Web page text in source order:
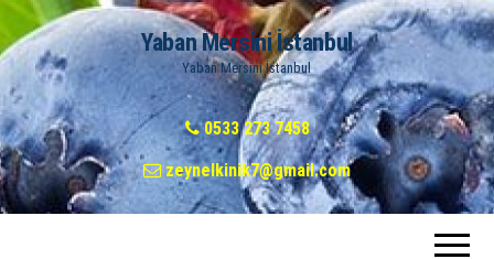
Yaban Mersini İstanbul
Yaban Mersini İstanbul
0533 273 7458
zeynelkinik7@gmail.com